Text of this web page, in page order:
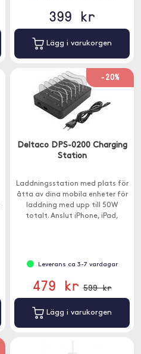
399 kr
Lägg i varukorgen
-20%
Deltaco DPS-0200 Charging
Station
Laddningsstation med plats för
åtta av dina mobila enheter för
laddning med upp till 50W
totalt. Anslut iPhone, iPad,
Leverans ca 3-7 vardagar
479 kr 599 kr
Lägg i varukorgen